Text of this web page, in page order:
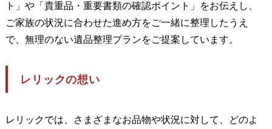
ト」や「貴重品・重要書類の確認ポイント」をお伝えし、
ご家族の状況に合わせた進め方をご一緒に整理したうえ
で、無理のない遺品整理プランをご提案しています。
レリックの想い
レリックでは、さまざまなお品物や状況に対して、どのよ